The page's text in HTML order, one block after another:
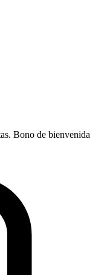
Bono de bienvenida